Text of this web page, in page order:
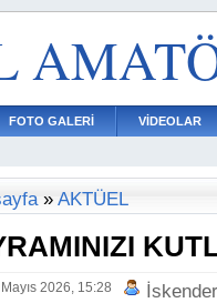
FOTO GALERİ VİDEOLAR
» AKTÜEL
2026, 15:28